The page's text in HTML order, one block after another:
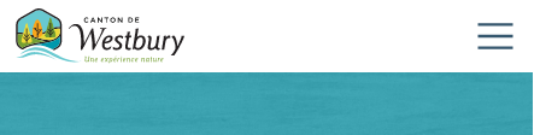
Skip to content
Main Navigation